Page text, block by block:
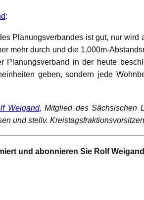
:
Planungsverbandes ist gut, nur
mehr durch und die 1.000m-
Planungsverband in der heute
geben, sondern jede
Weigand, Mitglied des Sächsischen
und stellv.
und abonnieren Sie Rolf